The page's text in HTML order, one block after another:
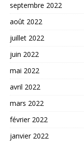
septembre 2022
août 2022
juillet 2022
juin 2022
mai 2022
avril 2022
mars 2022
février 2022
janvier 2022